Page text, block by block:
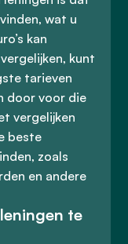
wat u
kan
kunt
tarieven
door voor die
vergelijken
beste
zoals
en andere
te